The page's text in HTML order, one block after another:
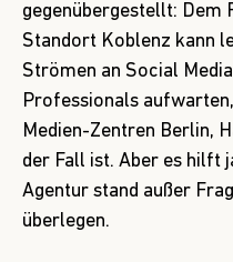
gegenübergestellt: Dem
Standort Koblenz kann
Strömen an Social
Professionals
Medien-Zentren Berlin,
der Fall ist. Aber es hilft
Agentur stand außer
überlegen.